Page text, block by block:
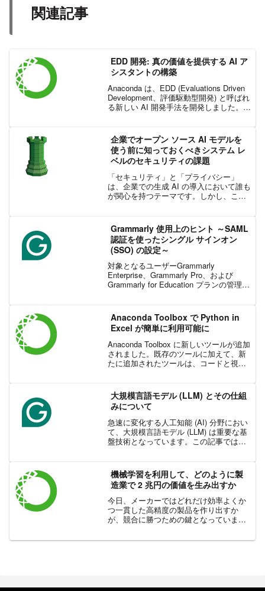
関連記事
EDD 開発: 真の価値を提供する AI ア
シスタントの構築
Anaconda は、EDD (Evaluations Driven
Development、評価駆動型開発) と呼ばれ
る新しい AI 開発手法を開発しました。
企業でオープン ソース AI モデルを
使う前に知っておくべきシステム レ
ベルのセキュリティの課題
「セキュリティ」と「プライバシー」
は、企業での生成 AI の導入において誰も
が関心を持つテーマです。しかし、これ
用したアプリケーションの安全性の確保
に関して混乱する...
Grammarly 使用上のヒント ～SAML
認証を使ったシングル サインオン
(SSO) の設定～
対象となるユーザーGrammarly
Enterprise、Grammarly Pro、および
Grammarly for Education プランの管理者
Anaconda Toolbox で Python in
Excel が簡単に利用可能に
Anaconda Toolbox に新しいツールが追加
されました。既存のツールに加えて、新
たに追加されたツールは、コードと視覚
Anaconda Toolbox は、Mic...
大規模言語モデル (LLM) とその仕組
みについて
急速に変化する人工知能 (AI) 分野におい
て、大規模言語モデル (LLM) は重要な基
盤技術となっています。この記事では、
と限界について詳しく説明します。この
強...
機械学習を利用して、どのように製
造業で 2 兆円の価値を生み出すか
今日、メーカーではどれだけ効率よくか
つ一貫した高精度の製品を作り出すか
が、競合に勝つための鍵となっていま
働力の不足、賃金上昇になどの要因によ